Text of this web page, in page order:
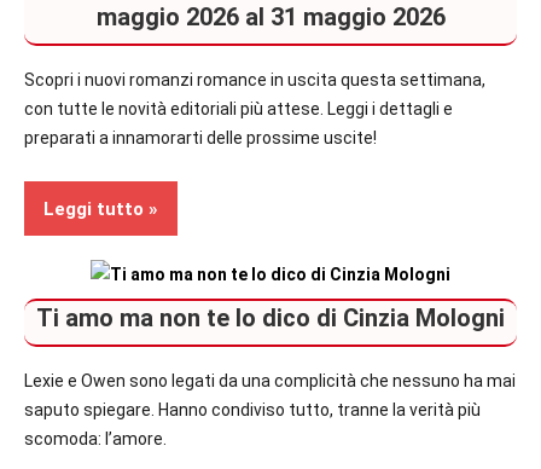
Contemporary
Romance
secondo
maggio 2026 al 31 maggio 2026
Scopri i nuovi romanzi romance in uscita questa settimana,
con tutte le novità editoriali più attese. Leggi i dettagli e
preparati a innamorarti delle prossime uscite!
Leggi tutto
Romance
Prossime
Uscite
Ti amo ma non te lo dico di Cinzia Mologni
Lexie e Owen sono legati da una complicità che nessuno ha mai
saputo spiegare. Hanno condiviso tutto, tranne la verità più
scomoda: l’amore.